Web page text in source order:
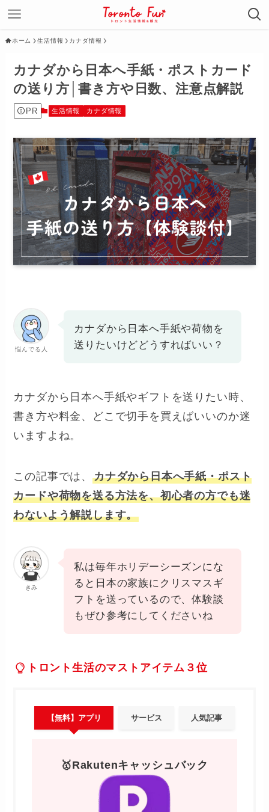
ホーム 生活情報 カナダ情報
カナダから日本へ手紙・ポストカード
の送り方│書き方や日数、注意点解説
PR 生活情報 カナダ情報
悩んでる人
カナダから日本へ手紙や荷物を
送りたいけどどうすればいい？
カナダから日本へ手紙やギフトを送りたい時、
書き方や料金、どこで切手を買えばいいのか迷
いますよね。
この記事では、カナダから日本へ手紙・ポスト
カードや荷物を送る方法を、初心者の方でも迷
わないよう解説します。
きみ
私は毎年ホリデーシーズンにな
ると日本の家族にクリスマスギ
フトを送っているので、体験談
もぜひ参考にしてくださいね
トロント生活のマストアイテム３位
【無料】アプリ サービス 人気記事
🥇Rakutenキャッシュバック